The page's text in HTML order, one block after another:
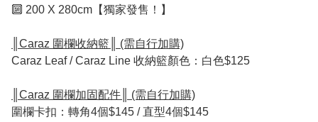
🔟 200 X 280cm【獨家發售！】
║Caraz 圍欄收納籃║ (需自行加購)
Caraz Leaf / Caraz Line 收納籃顏色：白色$125
║Caraz 圍欄加固配件║ (需自行加購)
圍欄卡扣：轉角4個$145 / 直型4個$145